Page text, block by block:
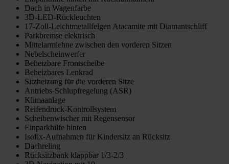
Dach in Wagenfarbe
3D-LED-Rückleuchten
17-Zoll-Leichtmetallfelgen Atacamite mit Diamantschliff
Parkbremse elektrisch
Mittelarmlehne zwischen den vorderen Sitzen
Nebelscheinwerfer
Beheizbare Frontscheibe
Beheizbares Lenkrad
Sitzheizung für die vorderen Sitze
Antriebs-Schlupfregelung (ASR)
Klimaanlage
Reifendruck-Kontrollsystem
Scheibenwischer mit Regensensor
Einparkhilfe hinten
Isofix-Aufnahmen für Kindersitz an Rücksitz
Dachreling
Rücksitzbank klappbar 1/3-2/3